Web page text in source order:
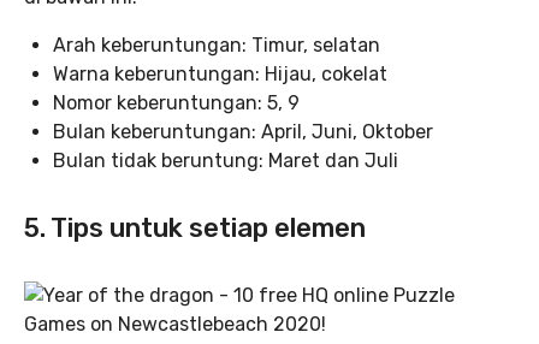
Arah keberuntungan: Timur, selatan
Warna keberuntungan: Hijau, cokelat
Nomor keberuntungan: 5, 9
Bulan keberuntungan: April, Juni, Oktober
Bulan tidak beruntung: Maret dan Juli
5. Tips untuk setiap elemen